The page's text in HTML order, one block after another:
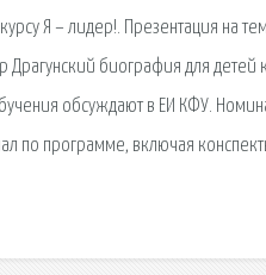
Я – лидер!. Презентация на
Драгунский биография для детей
обсуждают в ЕИ КФУ.
по программе, включая